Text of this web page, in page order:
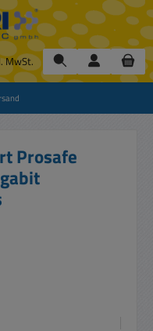
MwSt.
Prosafe